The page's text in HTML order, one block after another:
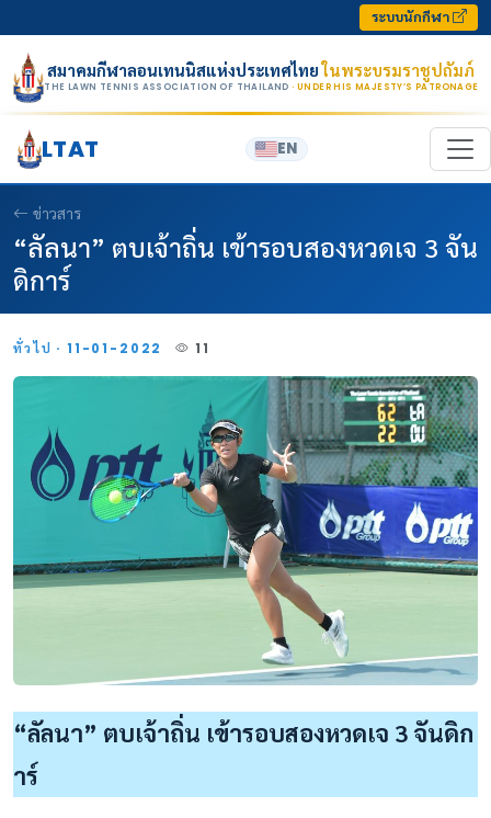
ระบบนักกีฬา
สมาคมกีฬาลอนเทนนิสแห่งประเทศไทยในพระบรมราชูปถัมภ์
THE LAWN TENNIS ASSOCIATION OF THAILAND · UNDER HIS MAJESTY’S PATRONAGE
LTAT EN
ข่าวสาร
“ลัลนา” ตบเจ้าถิ่น เข้ารอบสองหวดเจ 3 จัน
ดิการ์
ทั่วไป · 11-01-2022 11
“ลัลนา” ตบเจ้าถิ่น เข้ารอบสองหวดเจ 3 จันดิก
าร์